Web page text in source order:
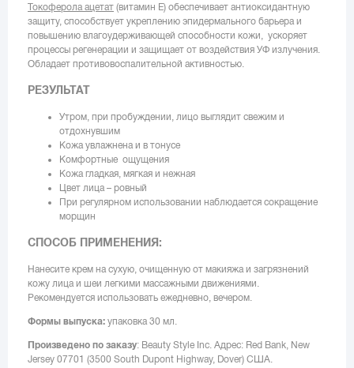
Токоферола ацетат (витамин Е) обеспечивает антиоксидантную
защиту, способствует укреплению эпидермального барьера и
повышению влагоудерживающей способности кожи, ускоряет
процессы регенерации и защищает от воздействия УФ излучения.
Обладает противовоспалительной активностью.
РЕЗУЛЬТАТ
Утром, при пробуждении, лицо выглядит свежим и
отдохнувшим
Кожа увлажнена и в тонусе
Комфортные ощущения
Кожа гладкая, мягкая и нежная
Цвет лица – ровный
При регулярном использовании наблюдается сокращение
морщин
СПОСОБ ПРИМЕНЕНИЯ:
Нанесите крем на сухую, очищенную от макияжа и загрязнений
кожу лица и шеи легкими массажными движениями.
Рекомендуется использовать ежедневно, вечером.
Формы выпуска: упаковка 30 мл.
Произведено по заказу: Beauty Style Inc. Адрес: Red Bank, New
Jersey 07701 (3500 South Dupont Highway, Dover) США.